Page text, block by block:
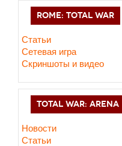
ROME: TOTAL WAR
Статьи
Сетевая игра
Скриншоты и видео
TOTAL WAR: ARENA
Новости
Статьи